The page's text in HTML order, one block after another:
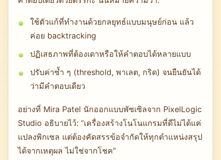
ใช้ตัวแก้ที่ทำงานด้วยกลยุทธ์แบบมนุษย์ก่อน แล้ว
ค่อย backtracking
ปฏิเสธภาพที่ต้องเดาหรือให้คำตอบได้หลายแบบ
ปรับค่าซ้ำ ๆ (threshold, พาเลต, กริด) จนยืนยันได้
ว่ามีคำตอบเดียว
อย่างที่ Mira Patel นักออกแบบพัซเซิลจาก PixelLogic
Studio อธิบายไว้: “เครื่องสร้างโนโนแกรมที่ดีไม่ได้แค่
แปลงพิกเซล แต่ต้องคัดสรรข้อจำกัดให้ทุกตำแหน่งสรุป
ได้จากเหตุผล ไม่ใช่จากโชค”